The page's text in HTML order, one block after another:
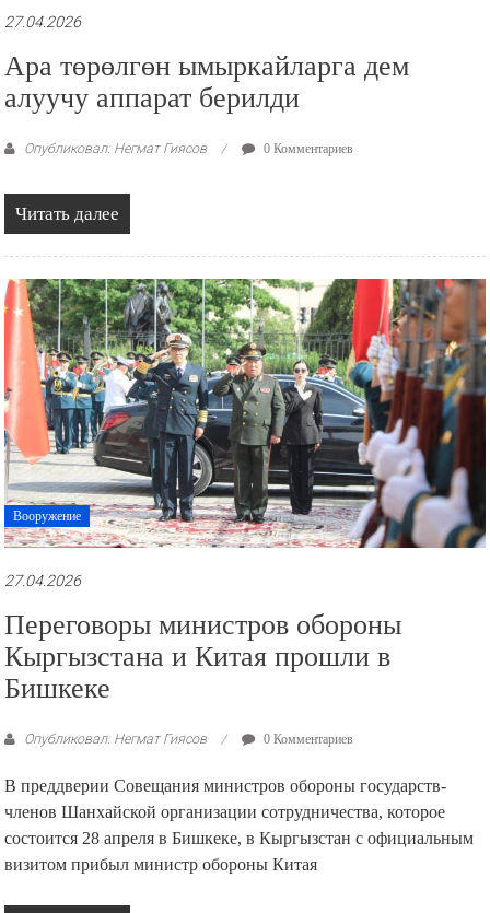
27.04.2026
Ара төрөлгөн ымыркайларга дем
алуучу аппарат берилди
Опубликовал: Негмат Гиясов 0 Комментариев
Читать далее
Вооружение
27.04.2026
Переговоры министров обороны
Кыргызстана и Китая прошли в
Бишкеке
Опубликовал: Негмат Гиясов 0 Комментариев
В преддверии Совещания министров обороны государств-
членов Шанхайской организации сотрудничества, которое
состоится 28 апреля в Бишкеке, в Кыргызстан с официальным
визитом прибыл министр обороны Китая